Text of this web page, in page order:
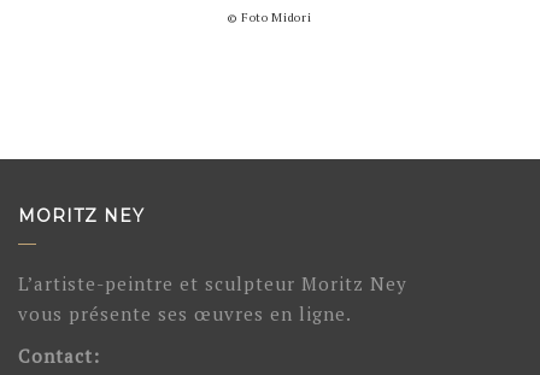
© Foto Midori
MORITZ NEY
L’artiste-peintre et sculpteur Moritz Ney
vous présente ses œuvres en ligne.
Contact: